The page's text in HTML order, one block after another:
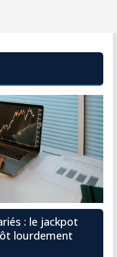
: le jackpot
lourdement